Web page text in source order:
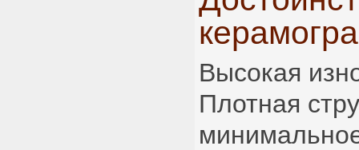
Высокая
Плотная